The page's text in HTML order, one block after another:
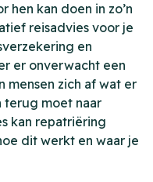
hen kan doen in zo’n
reisadvies voor je
en
er onverwacht een
mensen zich af wat er
terug moet naar
kan repatriëring
dit werkt en waar je